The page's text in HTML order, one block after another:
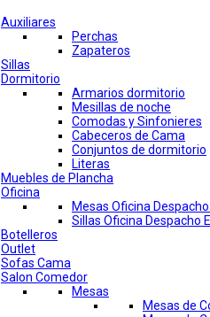
Auxiliares
Perchas
Zapateros
Sillas
Dormitorio
Armarios dormitorio
Mesillas de noche
Comodas y Sinfonieres
Cabeceros de Cama
Conjuntos de dormitorio
Literas
Muebles de Plancha
Oficina
Mesas Oficina
Sillas Oficina Despacho
Botelleros
Outlet
Sofas Cama
Salon Comedor
Mesas
Mesas de